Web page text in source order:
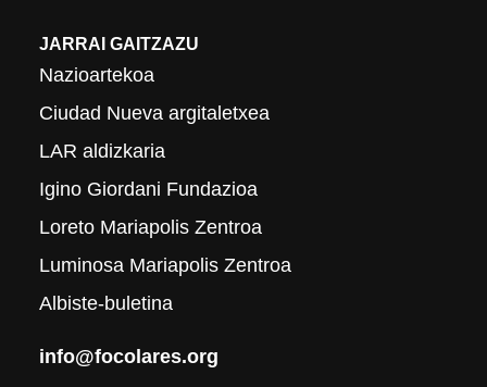
JARRAI GAITZAZU
Nazioartekoa
Ciudad Nueva argitaletxea
LAR aldizkaria
Igino Giordani Fundazioa
Loreto Mariapolis Zentroa
Luminosa Mariapolis Zentroa
Albiste-buletina
info@focolares.org